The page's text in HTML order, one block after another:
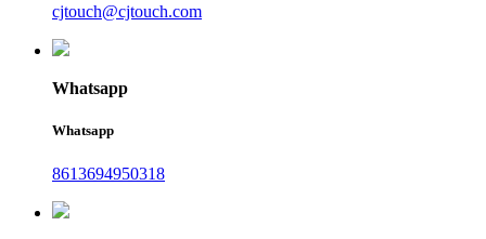
cjtouch@cjtouch.com
Whatsapp
Whatsapp
8613694950318